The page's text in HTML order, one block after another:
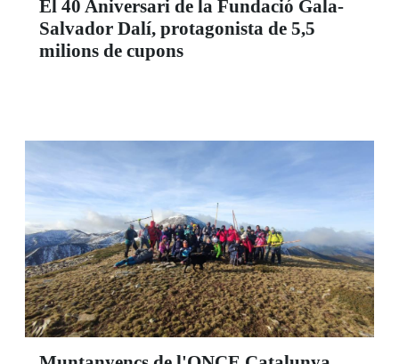
El 40 Aniversari de la Fundació Gala-
Salvador Dalí, protagonista de 5,5
milions de cupons